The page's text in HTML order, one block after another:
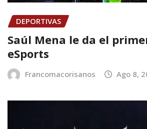
DEPORTIVAS
Saúl Mena le da el
eSports
Francomacorisanos Ago 8,